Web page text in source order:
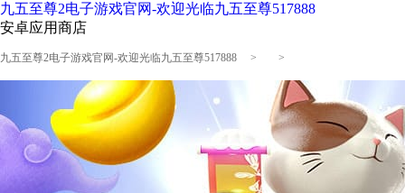
九五至尊2电子游戏官网-欢迎光临九五至尊517888
安卓应用商店
九五至尊2电子游戏官网-欢迎光临九五至尊517888 > >